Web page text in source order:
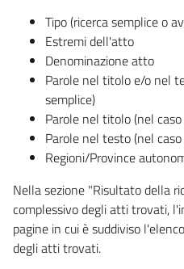
Tipo (ricerca semplice o
Estremi dell'atto
Denominazione atto
Parole nel titolo e/o nel
semplice)
Parole nel titolo (nel
Parole nel testo (nel
Regioni/Province
Nella sezione "Risultato della
complessivo degli atti trovati,
pagine in cui è suddiviso
degli atti trovati.